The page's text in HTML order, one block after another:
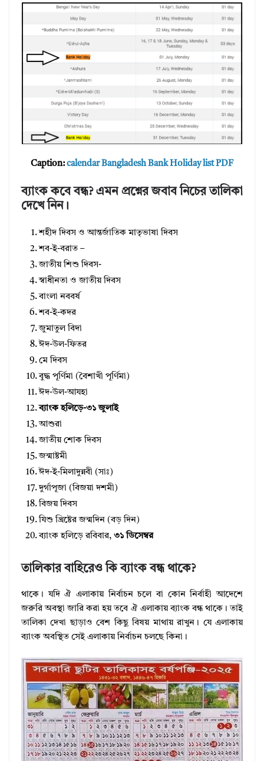
Caption:calendar Bangladesh Bank Holiday list PDF
ব্যাংক কবে বন্ধ? এমন প্রশ্নের জবাব নিচের তালিকা
দেখে নিন।
শহীদ দিবস ও আন্তর্জাতিক মাতৃভাষা দিবস
শব-ই-বরাত –
জাতীয় শিশু দিবস-
স্বাধীনতা ও জাতীয় দিবস
বাংলা নববর্ষ
শব-ই-কদর
জুমাতুল বিদা
ঈদ-উল-ফিতর
মে দিবস
বুদ্ধ পূর্ণিমা (বৈশাখী পূর্ণিমা)
ঈদ-উল-আযহা
ব্যাংক হলিড়ে-৩১ জুলাই
আশুরা
জাতীয় শােক দিবস
জন্মাষ্টমী
ঈদ-ই-মিলাদুন্নবী (সাঃ)
দুর্গাপূজা (বিজয়া দশমী)
বিজয় দিবস
যিশু খ্রিষ্টের জন্মদিন (বড় দিন)
ব্যাংক হলিড়ে রবিবার, ৩১ ডিসেম্বর
তালিকার বাহিরেও কি ব্যাংক বন্ধ থাকে?
থাকে। যদি ঐ এলাকায় নির্বাচন চলে বা কোন নির্বাহী আদেশে
জরুরি অবস্থা জারি করা হয় তবে ঐ এলাকায় ব্যাংক বন্ধ থাকে। তাই
তালিকা দেখা ছাড়াও বেশ কিছু বিষয় মাথায় রাখুন। যে এলাকায়
ব্যাংক অবস্থিত সেই এলাকায় নির্বাচন চলছে কিনা।